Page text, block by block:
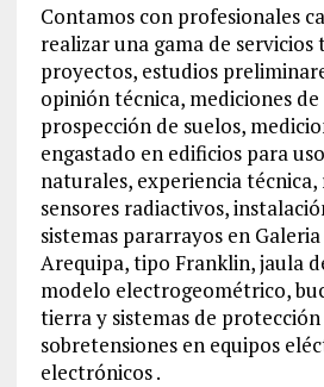
Contamos con profesionales
realizar una gama de servicios
proyectos, estudios
opinión técnica, mediciones
prospección de suelos,
engastado en edificios para
naturales, experiencia
sensores radiactivos,
sistemas pararrayos en
Arequipa, tipo Franklin, jaula
modelo electrogeométrico,
tierra y sistemas de
sobretensiones en equipos
electrónicos .